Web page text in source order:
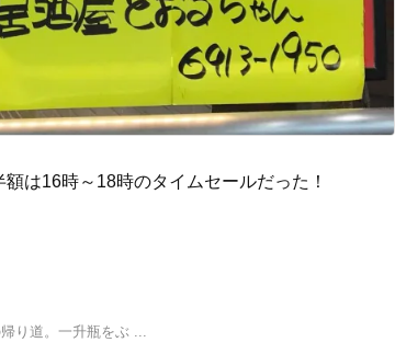
は16時～18時のタイムセールだった！
り道。一升瓶をぶ ...